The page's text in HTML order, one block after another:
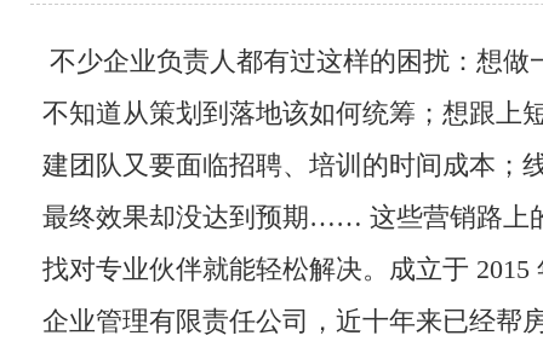
不少企业负责人都有过这样的困扰：想做
不知道从策划到落地该如何统筹；想跟上
建团队又要面临招聘、培训的时间成本；
最终效果却没达到预期…… 这些营销路上
找对专业伙伴就能轻松解决。成立于 2015
企业管理有限责任公司，近十年来已经帮